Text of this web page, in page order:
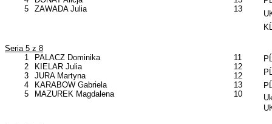
5
ZAWADA Julia
13
Seria 5 z 8
1
2
3
4
5
PALACZ Dominika
KIELAR Julia
JURA Martyna
KARABOW Gabriela
MAZUREK Magdalena
11
12
12
13
10